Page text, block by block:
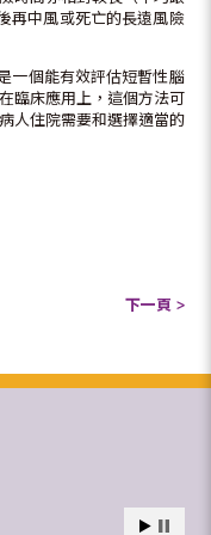
再中風或死亡的長遠風險
一個能有效評估短暫性腦
臨床應用上，這個方法可
人住院需要和選擇適當的
下一頁 >